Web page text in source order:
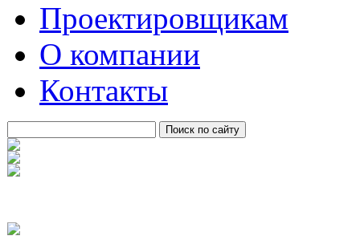
Проектировщикам
О компании
Контакты